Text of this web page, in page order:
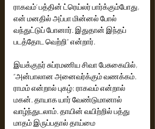
ராகவம்’ பத்தின் ட்ரெய்லர் பார்க்கும்போது,
என் மனதில் அப்பா மின்னல் போல்
வந்துட்டுப் போனார். இதுதான் இந்தப்
படத்தோட வெற்றி” என்றார்.
இயக்குநர் சுப்ரமணிய சிவா பேசுகையில்,
“அன்பாலான அனைவர்க்கும் வணக்கம்.
ராமம் என்றால் புகழ்; ராகவம் என்றால்
மகன். தாயாக யார் வேண்டுமானால்
வாழ்ந்துடலாம். தாயின் வயிற்றில் பத்து
மாதம் இருப்பதால் தாய்மை